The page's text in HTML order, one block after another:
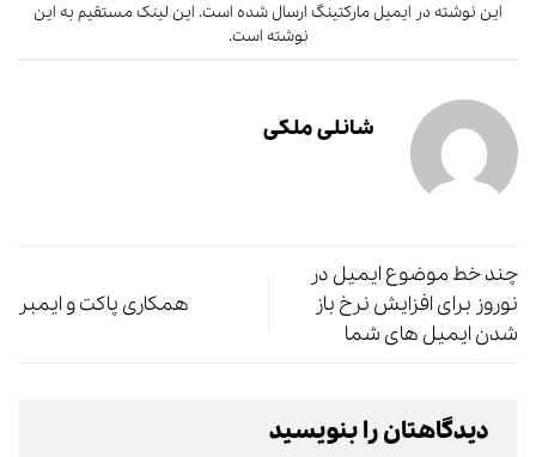
این نوشته در ایمیل مارکتینگ ارسال شده است. این لینکمستقیم به این
نوشته است.
شانلی ملکی
چند خط موضوع ایمیل در
نوروز برای افزایش نرخ باز
شدن ایمیل های شما
همکاری پاکت و ایمبر
دیدگاهتان را بنویسید